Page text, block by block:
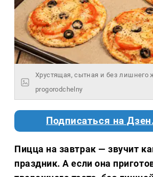
Хрустящая, сытная и без лишнего
progorodchelny
Подписаться на
Пицца на завтрак — звучит
праздник. А если она